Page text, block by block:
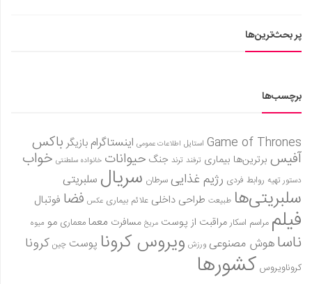
پر بحث‌ترین‌ها
برچسب‌ها
Game of Thrones استایل اطلاعات عمومی اینستاگرام بازیگر باکس
آفیس برترین‌ها بیماری ترفند ترند جنگ حیوانات خانواده سلطنتی خواب
دستور تهیه روابط فردی رژیم غذاییسرطان سریال سلبریتی
سلبریتی‌ها طبیعت طراحی داخلی علائم بیماری عکس فضا فوتبال
فیلم مراسم اسکارمراقبت از پوست مریخ مسافرت معمامعماری مو میوه
ناساهوش مصنوعی ورزش ویروس کرونا پوست چین کرونا
کروناویروس کشورها